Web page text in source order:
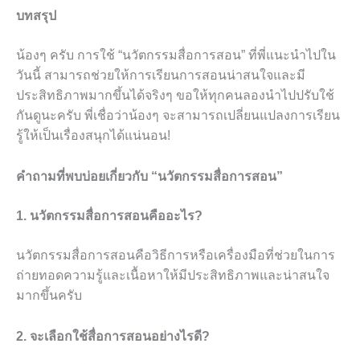
บทสรุป
น้องๆ ครับ การใช้ “นวัตกรรมสื่อการสอน” ที่พี่แนะนำไปใน
วันนี้ สามารถช่วยให้การเรียนการสอนน่าสนใจและมี
ประสิทธิภาพมากขึ้นได้จริงๆ ขอให้ทุกคนลองนำไปปรับใช้
กันดูนะครับ พี่เชื่อว่าน้องๆ จะสามารถเปลี่ยนแปลงการเรียน
รู้ให้เป็นเรื่องสนุกได้แน่นอน!
คำถามที่พบบ่อยเกี่ยวกับ “นวัตกรรมสื่อการสอน”
1. นวัตกรรมสื่อการสอนคืออะไร?
นวัตกรรมสื่อการสอนคือวิธีการหรือเครื่องมือที่ช่วยในการ
ถ่ายทอดความรู้และเนื้อหาให้มีประสิทธิภาพและน่าสนใจ
มากขึ้นครับ
2. จะเลือกใช้สื่อการสอนอย่างไรดี?